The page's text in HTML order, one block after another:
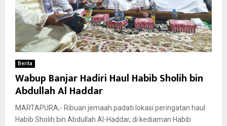
Berita
Wabup Banjar Hadiri Haul Habib Sholih bin
Abdullah Al Haddar
MARTAPURA,- Ribuan jemaah padati lokasi peringatan haul
Habib Sholih bin Abdullah Al-Haddar, di kediaman Habib